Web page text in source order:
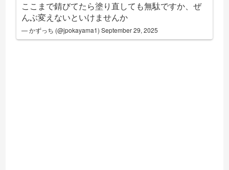
ここまで錆びてたら塗り直しても無駄ですか、ぜ
んぶ変えないといけませんか
— かずっち (@jpokayama1)September 29, 2025